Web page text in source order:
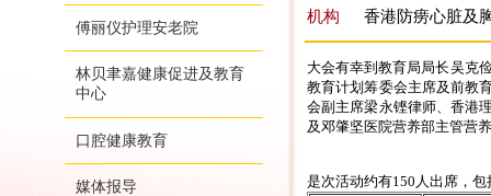
傅丽仪护理安老院
林贝聿嘉健康促进及教育
中心
口腔健康教育
媒体报导
机构
香港防痨心脏及
大会有幸到教育局局长吴克
教育计划筹委会主席及前教
会副主席梁永铿律师、香港
及邓肇坚医院营养部主管营
是次活动约有150人出席，